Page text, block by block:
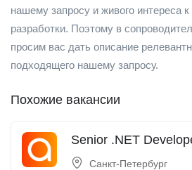
нашему запросу и живого интереса
разработки. Поэтому в
просим вас дать описание
подходящего нашему запросу.
Похожие вакансии
Senior .NET
Санкт-Петербург